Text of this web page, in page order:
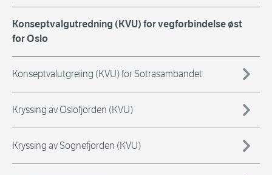
Konseptvalgutredning (KVU) for vegforbindelse øst
for Oslo
Konseptvalutgreiing (KVU) for Sotrasambandet
Kryssing av Oslofjorden (KVU)
Kryssing av Sognefjorden (KVU)